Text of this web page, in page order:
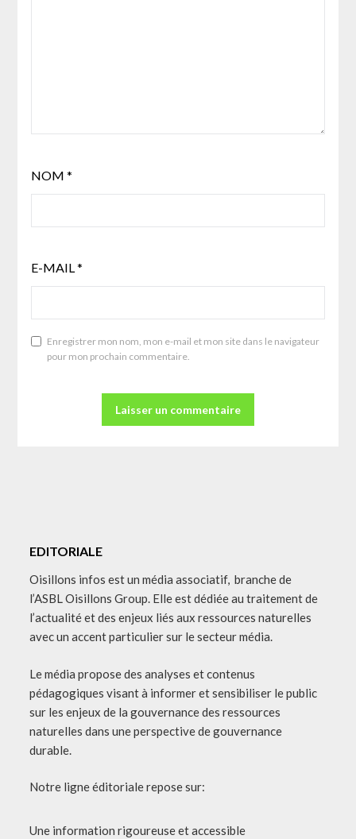
NOM *
E-MAIL*
Enregistrer mon nom, mon e-mail et mon site dans le navigateur
pour mon prochain commentaire.
EDITORIALE
Oisillons infos est un média associatif, branche de
l’ASBL Oisillons Group. Elle est dédiée au traitement de
l’actualité et des enjeux liés aux ressources naturelles
avec un accent particulier sur le secteur média.
Le média propose des analyses et contenus
pédagogiques visant à informer et sensibiliser le public
sur les enjeux de la gouvernance des ressources
naturelles dans une perspective de gouvernance
durable.
Notre ligne éditoriale repose sur:
Une information rigoureuse et accessible